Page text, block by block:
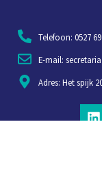
Telefoon: 0527
E-mail:
Adres: Het spijk